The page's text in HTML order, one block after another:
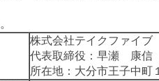
株式会社テイクファイブ
代表取締役：早瀬 康信
所在地：大分市王子中町